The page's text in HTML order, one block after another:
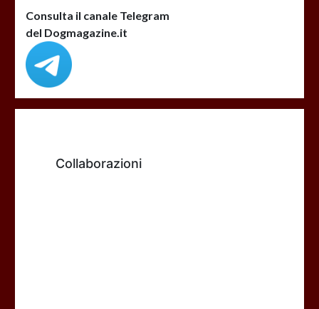
Consulta il canale Telegram
del Dogmagazine.it
Collaborazioni